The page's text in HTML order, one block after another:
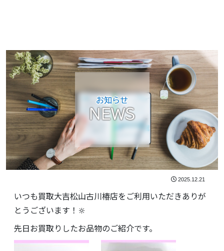
お知らせ
NEWS
2025.12.21
いつも買取大吉松山古川椿店をご利用いただきありが
とうございます！🔆
先日お買取りしたお品物のご紹介です。